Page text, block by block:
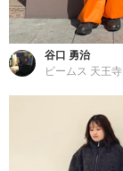
谷口 勇治
ビームス 天王寺